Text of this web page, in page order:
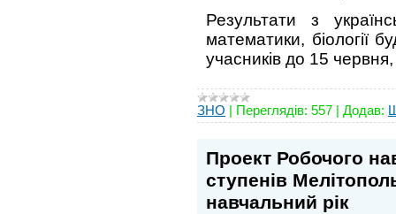
Результати з
математики, біології
учасників до 15
ЗНО | Переглядів: 557 | Додав:
Проект Робочого
ступенів
навчальний рік